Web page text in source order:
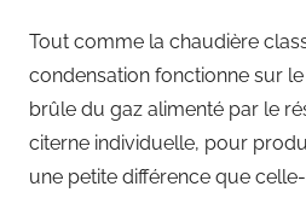
Tout comme la chaudière
condensation fonctionne sur
brûle du gaz alimenté par le
citerne individuelle, pour
une petite différence que